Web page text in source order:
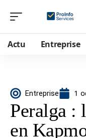
Actu Entreprise
Entreprise 1
Peralga :
en